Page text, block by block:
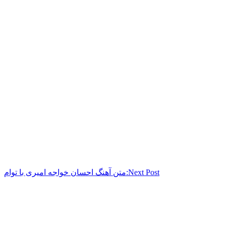
Next Post: متن آهنگ احسان خواجه امیری با توام